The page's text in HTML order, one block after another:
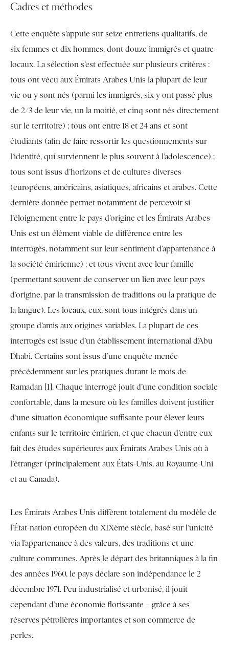
Cadres et méthodes
Cette enquête s’appuie sur seize entretiens qualitatifs, de
six femmes et dix hommes, dont douze immigrés et quatre
locaux. La sélection s’est effectuée sur plusieurs critères :
tous ont vécu aux Émirats Arabes Unis la plupart de leur
vie ou y sont nés (parmi les immigrés, six y ont passé plus
de 2/3 de leur vie, un la moitié, et cinq sont nés directement
sur le territoire) ; tous ont entre 18 et 24 ans et sont
étudiants (afin de faire ressortir les questionnements sur
l’identité, qui surviennent le plus souvent à l’adolescence) ;
tous sont issus d’horizons et de cultures diverses
(européens, américains, asiatiques, africains et arabes. Cette
dernière donnée permet notamment de percevoir si
l’éloignement entre le pays d’origine et les Émirats Arabes
Unis est un élément viable de différence entre les
interrogés, notamment sur leur sentiment d’appartenance à
la société émirienne) ; et tous vivent avec leur famille
(permettant souvent de conserver un lien avec leur pays
d’origine, par la transmission de traditions ou la pratique de
la langue). Les locaux, eux, sont tous intégrés dans un
groupe d’amis aux origines variables. La plupart de ces
interrogés est issue d’un établissement international d’Abu
Dhabi. Certains sont issus d’une enquête menée
précédemment sur les pratiques durant le mois de
Ramadan [1]. Chaque interrogé jouit d’une condition sociale
confortable, dans la mesure où les familles doivent justifier
d’une situation économique suffisante pour élever leurs
enfants sur le territoire émirien, et que chacun d’entre eux
fait des études supérieures aux Émirats Arabes Unis où à
l’étranger (principalement aux États-Unis, au Royaume-Uni
et au Canada).
Les Émirats Arabes Unis diffèrent totalement du modèle de
l’État-nation européen du XIXème siècle, basé sur l’unicité
via l’appartenance à des valeurs, des traditions et une
culture communes. Après le départ des britanniques à la fin
des années 1960, le pays déclare son indépendance le 2
décembre 1971. Peu industrialisé et urbanisé, il jouit
cependant d’une économie florissante – grâce à ses
réserves pétrolières importantes et son commerce de
perles.